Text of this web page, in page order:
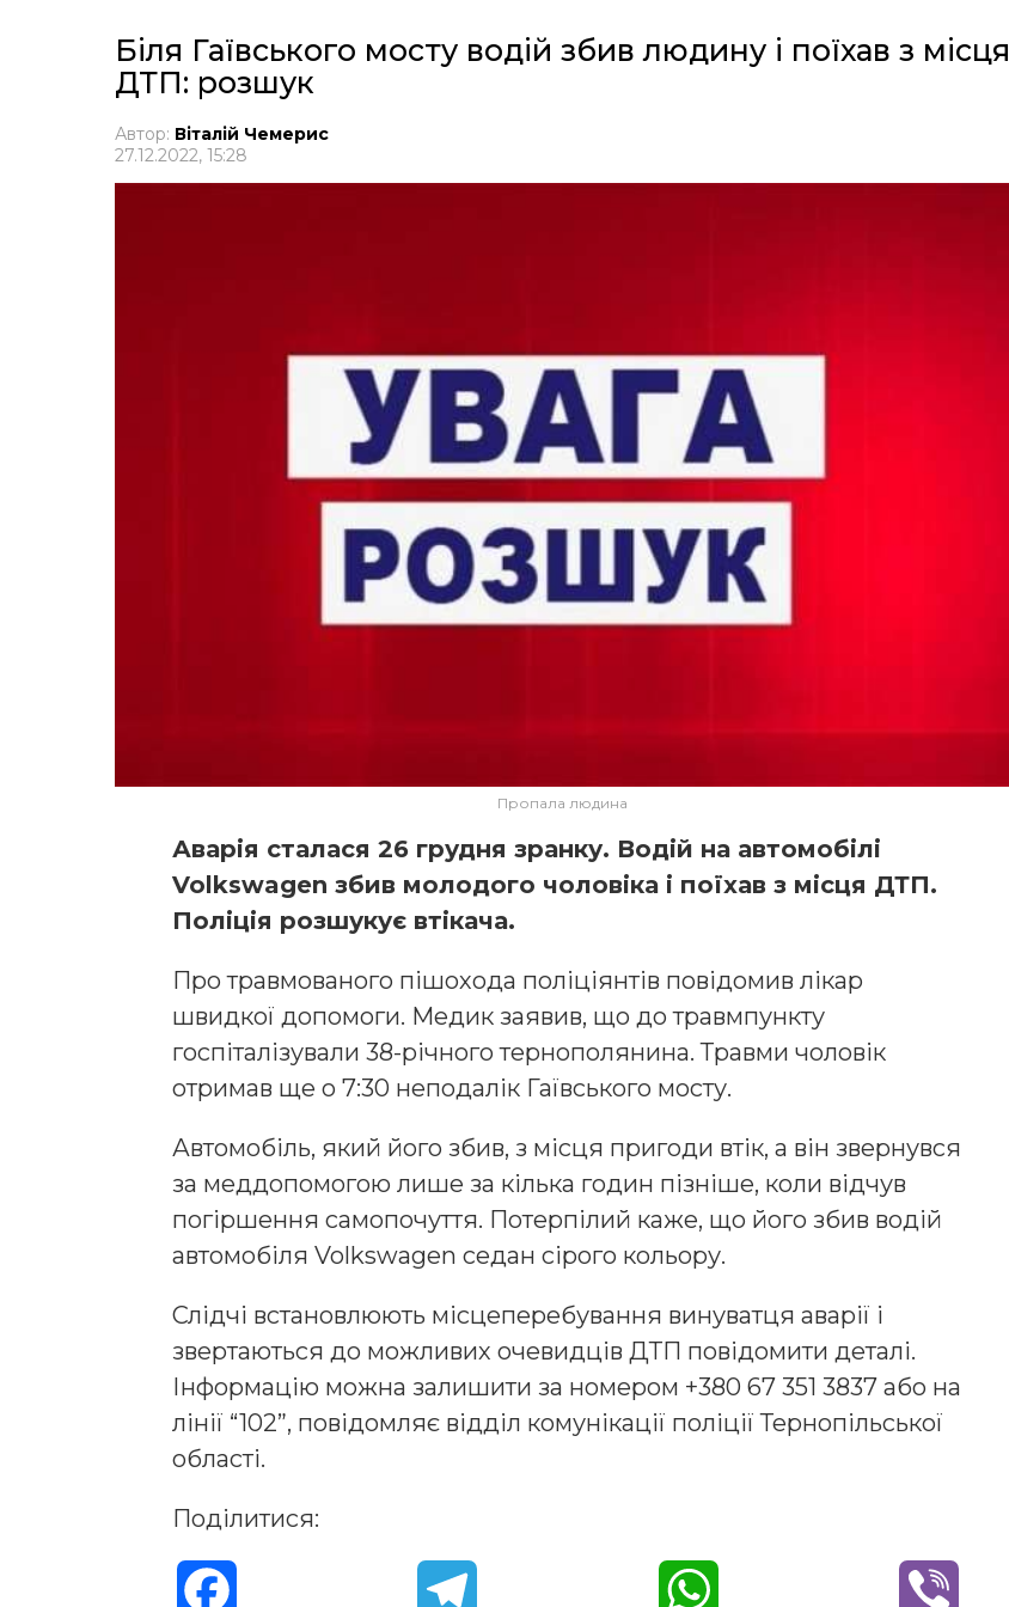
Біля Гаївського мосту водій збив людину і поїхав з місця
ДТП: розшук
Автор: Віталій Чемерис
27.12.2022, 15:28
Пропала людина
Аварія сталася 26 грудня зранку. Водій на автомобілі
Volkswagen збив молодого чоловіка і поїхав з місця ДТП.
Поліція розшукує втікача.
Про травмованого пішохода поліціянтів повідомив лікар
швидкої допомоги. Медик заявив, що до травмпункту
госпіталізували 38-річного тернополянина. Травми чоловік
отримав ще о 7:30 неподалік Гаївського мосту.
Автомобіль, який його збив, з місця пригоди втік, а він звернувся
за меддопомогою лише за кілька годин пізніше, коли відчув
погіршення самопочуття. Потерпілий каже, що його збив водій
автомобіля Volkswagen седан сірого кольору.
Слідчі встановлюють місцеперебування винуватця аварії і
звертаються до можливих очевидців ДТП повідомити деталі.
Інформацію можна залишити за номером +380 67 351 3837 або на
лінії “102”, повідомляє відділ комунікації поліції Тернопільської
області.
Поділитися: